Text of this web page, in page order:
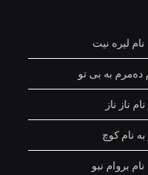
لیره نیت
دەمرم بە بی تو
ناز ناز
نام کوچ
بروام نبو